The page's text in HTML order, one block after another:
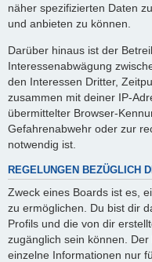
näher spezifizierten Daten
und anbieten zu können.
Darüber hinaus ist der
Interessenabwägung
den Interessen Dritter,
zusammen mit deiner IP-
übermittelter Browser-
Gefahrenabwehr oder zur
notwendig ist.
REGELUNGEN BEZÜGLICH
Zweck eines Boards ist es,
zu ermöglichen. Du bist dir
Profils und die von dir
zugänglich sein können.
einzelne Informationen nur